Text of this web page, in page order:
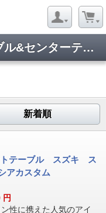
【VERONA】フロントテーブル&センターテーブル
新着順
テーブル スズキ ス
アカスタム
円
性に携えた人気のアイ